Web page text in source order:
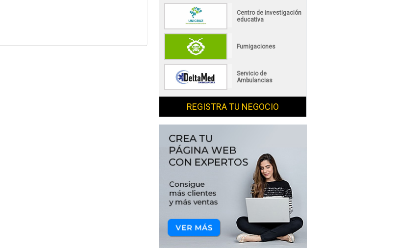
Centro de investigación
educativa
Fumigaciones
Servicio de
Ambulancias
REGISTRA TU NEGOCIO